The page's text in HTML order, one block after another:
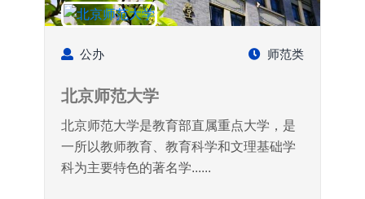
公办 师范类
北京师范大学
北京师范大学是教育部直属重点大学，是
一所以教师教育、教育科学和文理基础学
科为主要特色的著名学......